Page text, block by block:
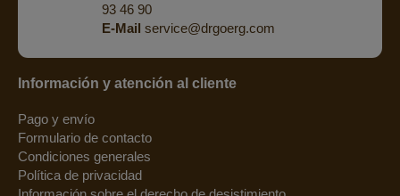
93 46 90
E-Mail service@drgoerg.com
Información y atención al cliente
Pago y envío
Formulario de contacto
Condiciones generales
Política de privacidad